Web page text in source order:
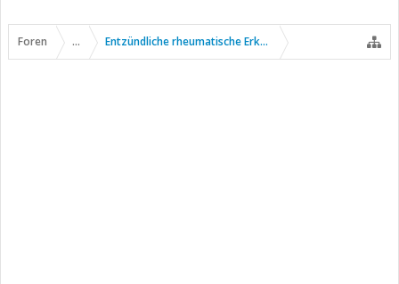
Foren ... Entzündliche rheumatische Erkrankungen